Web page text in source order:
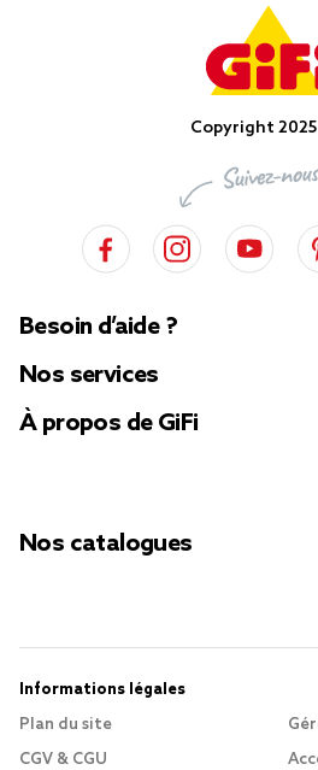
Copyright 2025
Besoin d’aide ?
Nos services
À propos de GiFi
Nos catalogues
Informations légales
Plan du site
CGV & CGU